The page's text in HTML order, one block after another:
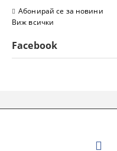
Абонирай се за новини
Виж всички
Facebook